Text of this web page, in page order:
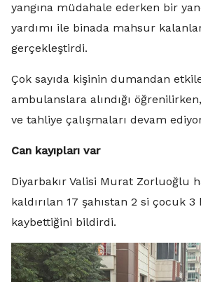
yangına müdahale ederken bir
yardımı ile binada mahsur
gerçekleştirdi.
Çok sayıda kişinin dumandan
ambulanslara alındığı
ve tahliye çalışmaları devam
Can kayıpları var
Diyarbakır Valisi Murat Zorluoğlu
kaldırılan 17 şahıstan 2 si çocuk 3
kaybettiğini bildirdi.